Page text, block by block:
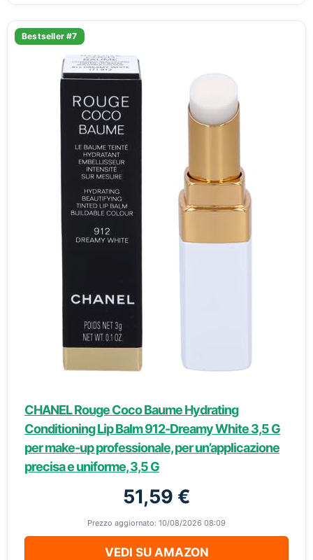
Bestseller #7
CHANEL Rouge Coco Baume Hydrating
Conditioning Lip Balm 912-Dreamy White 3,5 G
per make-up professionale, per un’applicazione
precisa e uniforme, 3,5 G
51,59 €
Prezzo aggiornato: 10/08/2026 08:09
VEDI SU AMAZON